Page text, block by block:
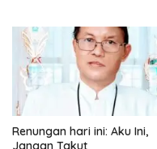
Renungan hari ini: Aku Ini,
Jangan Takut